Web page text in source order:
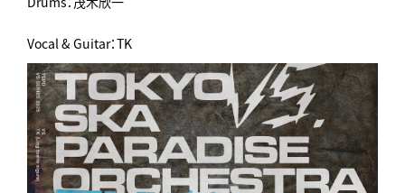
Vocal & Guitar：TK